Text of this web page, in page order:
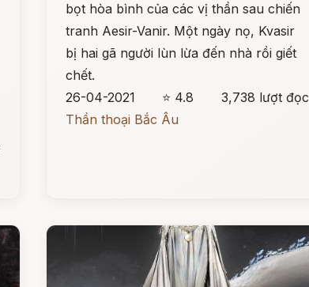
bọt hòa bình của các vị thần sau chiến
tranh Aesir-Vanir. Một ngày nọ, Kvasir
bị hai gã người lùn lừa đến nhà rồi giết
chết.
26-04-2021
⭐ 4.8
3,738 lượt đọc
Thần thoại Bắc Âu